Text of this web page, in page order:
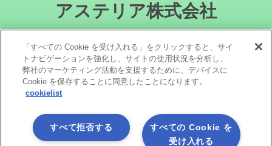
アステリア株式会社
ソーシャルメディア
「すべての Cookie を受け入れる」をクリックすると、サイ
トナビゲーションを強化し、サイトの使用状況を分析し、
弊社のマーケティング活動を支援するために、デバイスに
Cookie を保存することに同意したことになります。
cookielist
すべての Cookie を
受け入れる
すべて拒否する